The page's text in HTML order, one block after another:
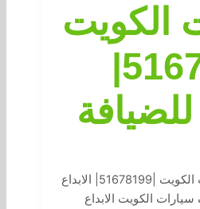
الكويت
|51678199|
للضيافة
خدمة ايقاف سيارات الكويت |51678199| الابداع
الكويت الابداع